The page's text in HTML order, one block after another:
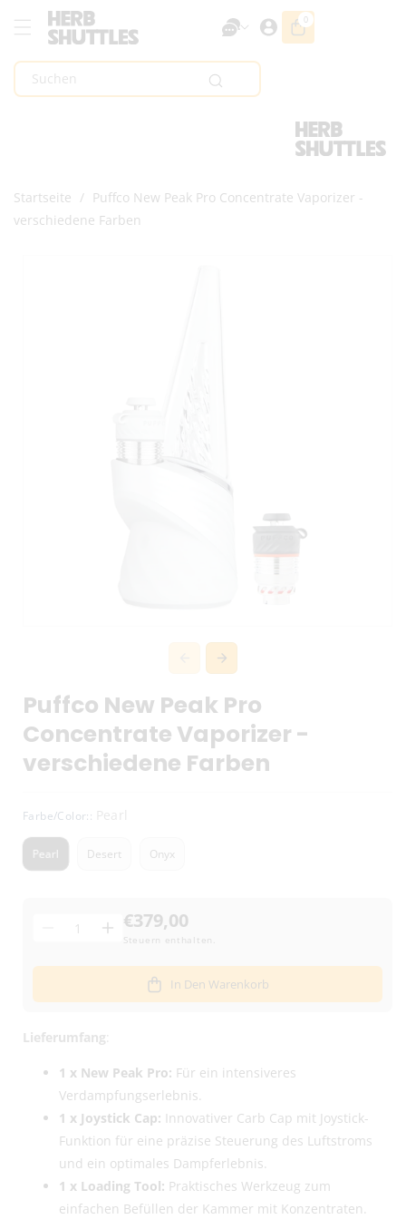
Springen
Suchen
0
0
Artikel
Startseite / Puffco New Peak Pro Concentrate Vaporizer -
verschiedene Farben
Puffco New Peak Pro
Concentrate Vaporizer -
verschiedene Farben
Farbe/Color:: Pearl
Pearl Desert Onyx
Menge
Pro
Concentrate
Vaporizer
verschiedene
Farben
verringern
Menge
Puffco
Vaporizer
verschiedene
Farben
erhöhen
€379,00
Steuern enthalten.
In Den Warenkorb
Lieferumfang
1 x New Peak Pro: Für ein intensiveres
Verdampfungserlebnis.
1 x Joystick Cap: Innovativer Carb Cap mit Joystick-
Funktion für eine präzise Steuerung des Luftstroms
und ein optimales Dampferlebnis.
1 x Loading Tool: Praktisches Werkzeug zum
einfachen Befüllen der Kammer mit Konzentraten.